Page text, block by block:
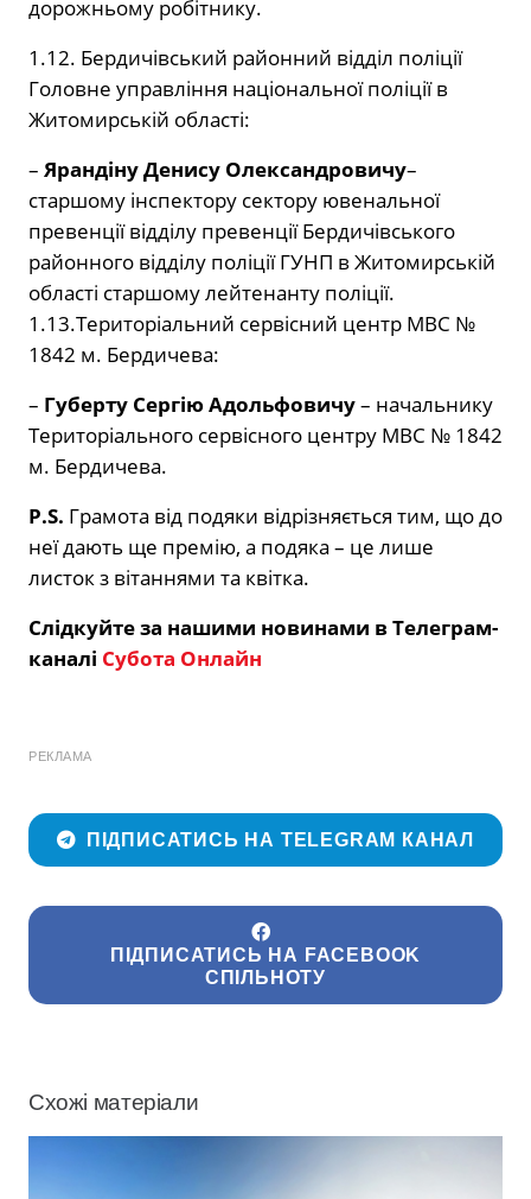
дорожньому робітнику.
1.12. Бердичівський районний відділ поліції
Головне управління національної поліції в
Житомирській області:
– Ярандіну Денису Олександровичу–
старшому інспектору сектору ювенальної
превенції відділу превенції Бердичівського
районного відділу поліції ГУНП в Житомирській
області старшому лейтенанту поліції.
1.13.Територіальний сервісний центр МВС №
1842 м. Бердичева:
– Губерту Сергію Адольфовичу– начальнику
Територіального сервісного центру МВС № 1842
м. Бердичева.
P.S. Грамота від подяки відрізняється тим, що до
неї дають ще премію, а подяка – це лише
листок з вітаннями та квітка.
Слідкуйте за нашими новинами в Телеграм-
каналі Субота Онлайн
РЕКЛАМА
ПІДПИСАТИСЬ НА TELEGRAM КАНАЛ
ПІДПИСАТИСЬ НА FACEBOOK
СПІЛЬНОТУ
Схожі матеріали